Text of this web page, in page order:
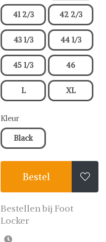
41 2/3 42 2/3
43 1/3 44 1/3
45 1/3 46
L XL
Kleur
Black
Bestel 
Bestellen bij Foot
Locker